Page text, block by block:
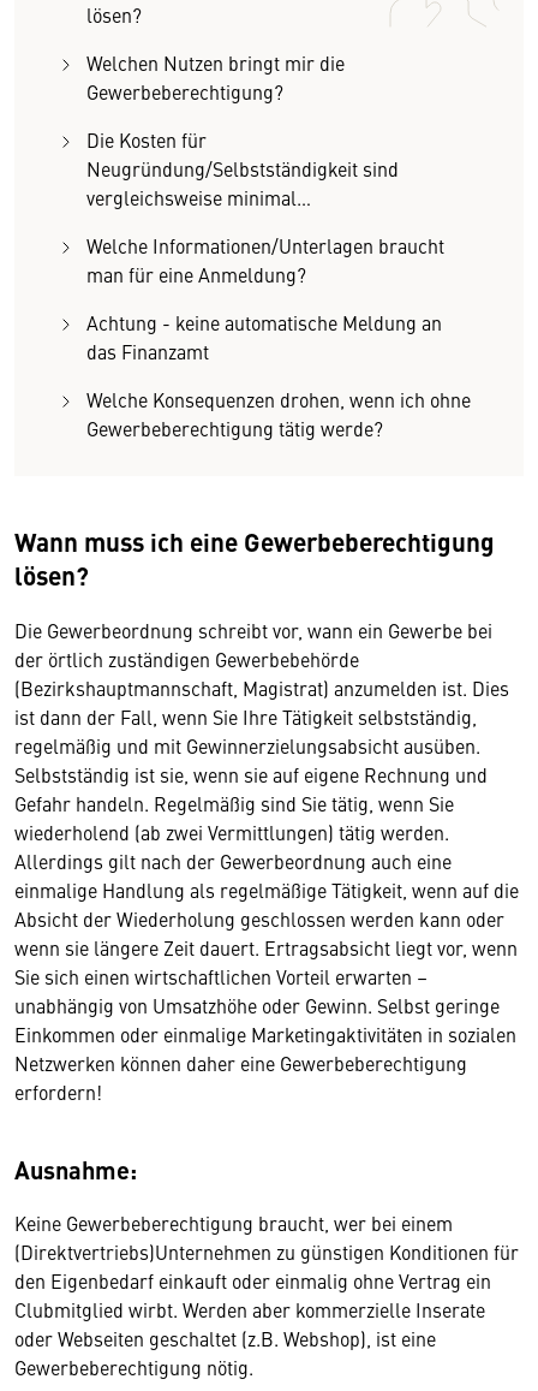
lösen?
Welchen Nutzen bringt mir die
Gewerbeberechtigung?
Die Kosten für
Neugründung/Selbstständigkeit sind
vergleichsweise minimal…
Welche Informationen/Unterlagen braucht
man für eine Anmeldung?
Achtung - keine automatische Meldung an
das Finanzamt
Welche Konsequenzen drohen, wenn ich ohne
Gewerbeberechtigung tätig werde?
Wann muss ich eine Gewerbeberechtigung
lösen?
Die Gewerbeordnung schreibt vor, wann ein Gewerbe bei
der örtlich zuständigen Gewerbebehörde
(Bezirkshauptmannschaft, Magistrat) anzumelden ist. Dies
ist dann der Fall, wenn Sie Ihre Tätigkeit selbstständig,
regelmäßig und mit Gewinnerzielungsabsicht ausüben.
Selbstständig ist sie, wenn sie auf eigene Rechnung und
Gefahr handeln. Regelmäßig sind Sie tätig, wenn Sie
wiederholend (ab zwei Vermittlungen) tätig werden.
Allerdings gilt nach der Gewerbeordnung auch eine
einmalige Handlung als regelmäßige Tätigkeit, wenn auf die
Absicht der Wiederholung geschlossen werden kann oder
wenn sie längere Zeit dauert. Ertragsabsicht liegt vor, wenn
Sie sich einen wirtschaftlichen Vorteil erwarten –
unabhängig von Umsatzhöhe oder Gewinn. Selbst geringe
Einkommen oder einmalige Marketingaktivitäten in sozialen
Netzwerken können daher eine Gewerbeberechtigung
erfordern!
Ausnahme:
Keine Gewerbeberechtigung braucht, wer bei einem
(Direktvertriebs)Unternehmen zu günstigen Konditionen für
den Eigenbedarf einkauft oder einmalig ohne Vertrag ein
Clubmitglied wirbt. Werden aber kommerzielle Inserate
oder Webseiten geschaltet (z.B. Webshop), ist eine
Gewerbeberechtigung nötig.